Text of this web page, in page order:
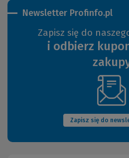
Newsletter Profinfo.pl
Zapisz się do
i odbierz
Zapisz się do
(Nowe
okno)